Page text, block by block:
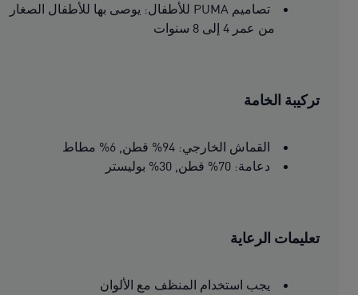
تصاميم PUMA للأطفال: يوصى بها للأطفال الصغار
من عمر 4 إلى 8 سنوات
تركيبة الخامة
القماش الخارجي: 94% قطن, 6% مطاط
دعامة: 70% قطن, 30% بوليستر
تعليمات الرعاية
يجب استخدام المنظف مع الألوان